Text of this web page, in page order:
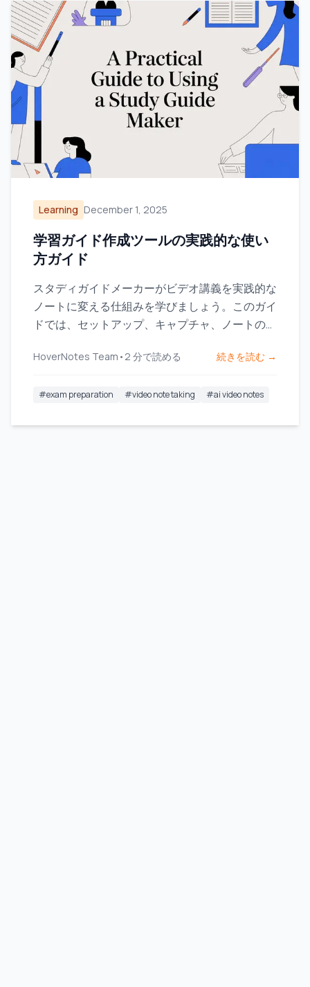
Learning December 1, 2025
学習ガイド作成ツールの実践的な使い
方ガイド
スタディガイドメーカーがビデオ講義を実践的な
ノートに変える仕組みを学びましょう。このガイ
ドでは、セットアップ、キャプチャ、ノートのワ
HoverNotes Team • 2 分で読める 続きを読む →
#exam preparation #video note taking #ai video notes